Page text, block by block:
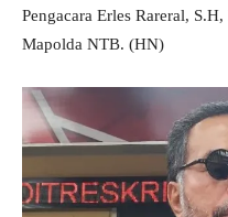
Pengacara Erles Rareral,
Mapolda NTB. (HN)